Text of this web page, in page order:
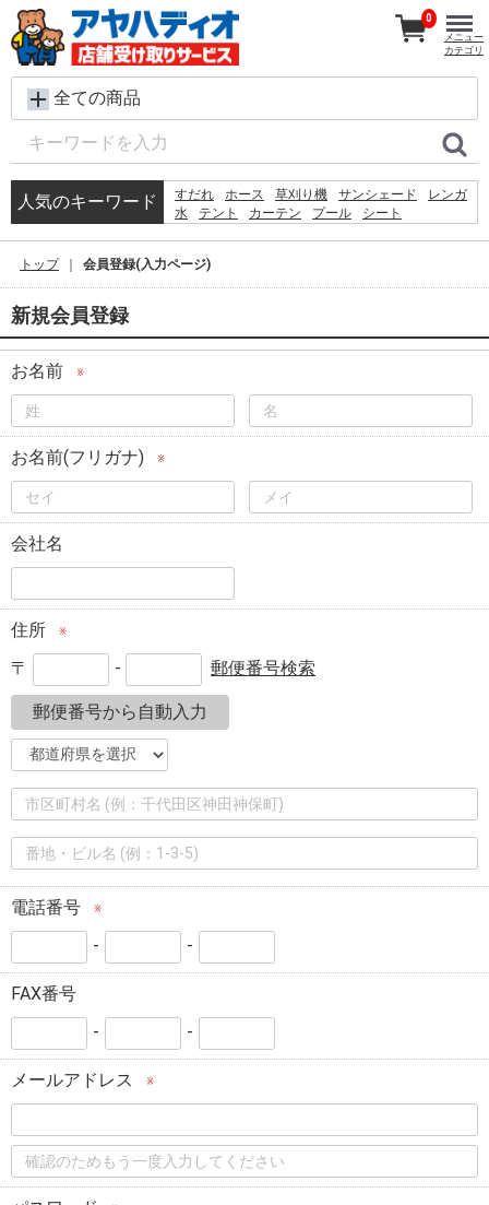
全ての商品
人気のキーワード すだれ ホース 草刈り機 サンシェード
レンガ
水
テント カーテン プール
シート
バケツ
0
メニュー
カテゴリ
トップ 会員登録(入力ページ)
新規会員登録
お名前 ※
お名前(フリガナ) ※
会社名
住所 ※
〒 - 郵便番号検索
郵便番号から自動入力
電話番号 ※
- -
FAX番号
-
-
メールアドレス ※